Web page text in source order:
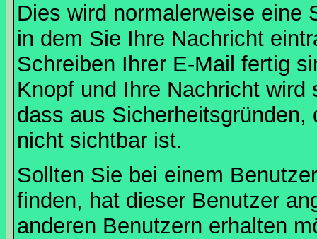
Dies wird normalerweise eine
in dem Sie Ihre Nachricht
Schreiben Ihrer E-Mail fertig
Knopf und Ihre Nachricht
dass aus
nicht sichtbar ist.
Sollten Sie bei einem
finden, hat dieser Benutzer
anderen Benutzern erhalten